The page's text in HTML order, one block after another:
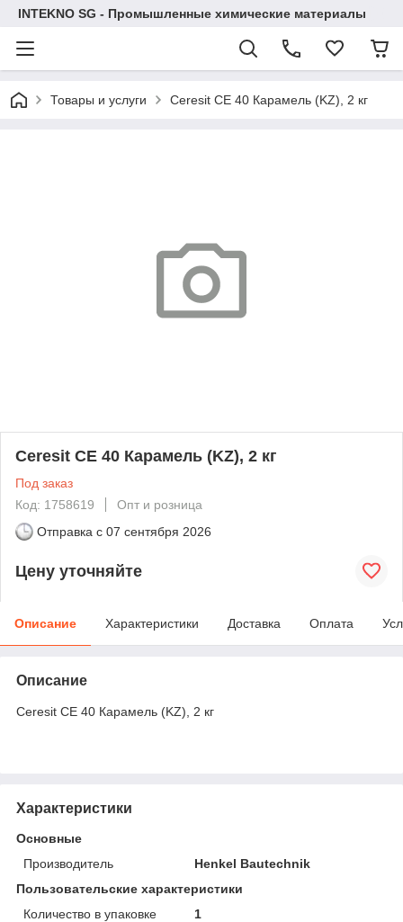
INTEKNO SG - Промышленные химические материалы
Товары и услуги Ceresit CE 40 Карамель (KZ), 2 кг
Ceresit CE 40 Карамель (KZ), 2 кг
Под заказ
Код: 1758619
Опт и розница
Отправка с 07 сентября 2026
Цену уточняйте
Описание Характеристики Доставка Оплата
Описание
Ceresit CE 40 Карамель (KZ), 2 кг
Характеристики
Основные
Производитель
Henkel Bautechnik
Пользовательские характеристики
Количество в упаковке
1